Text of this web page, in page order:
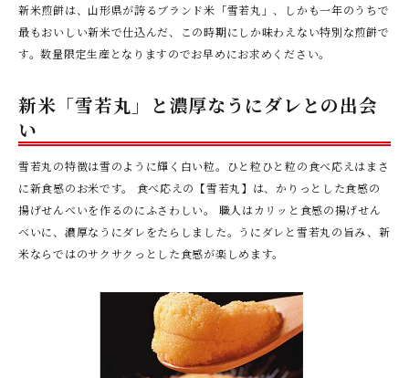
新米煎餅は、山形県が誇るブランド米「雪若丸」、しかも一年のうちで
最もおいしい新米で仕込んだ、この時期にしか味わえない特別な煎餅で
す。数量限定生産となりますのでお早めにお求めください。
新米「雪若丸」と濃厚なうにダレとの出会
い
雪若丸の特徴は雪のように輝く白い粒。ひと粒ひと粒の食べ応えはまさ
に新食感のお米です。 食べ応えの【雪若丸】は、かりっとした食感の
揚げせんべいを作るのにふさわしい。 職人はカリッと食感の揚げせん
べいに、濃厚なうにダレをたらしました。うにダレと雪若丸の旨み、新
米ならではのサクサクっとした食感が楽しめます。